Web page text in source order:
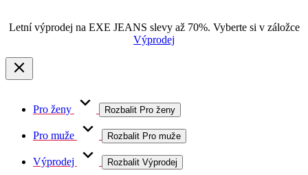
Letní výprodej na EXE JEANS slevy až 70%. Vyberte si v záložce
Výprodej
Pro ženy Rozbalit Pro ženy
Pro muže Rozbalit Pro muže
Výprodej Rozbalit Výprodej